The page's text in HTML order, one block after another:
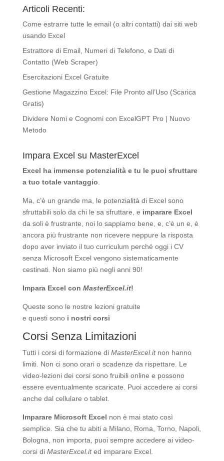
Articoli Recenti:
Come estrarre tutte le email (o altri contatti) dai siti web
usando Excel
Estrattore di Email, Numeri di Telefono, e Dati di
Contatto (Web Scraper)
Esercitazioni Excel Gratuite
Gestione Magazzino Excel: File Pronto all’Uso (Scarica
Gratis)
Dividere Nomi e Cognomi con ExcelGPT Pro | Nuovo
Metodo
Impara Excel su MasterExcel
Excel ha immense potenzialità e tu le puoi sfruttare
a tuo totale vantaggio
Ma, c’è un grande ma, le potenzialità di Excel sono
sfruttabili solo da chi le sa sfruttare, e imparare Excel
da soli è frustrante, noi lo sappiamo bene, e, c’è un e, è
ancora più frustrante non ricevere neppure la risposta
dopo aver inviato il tuo curriculum perché oggi i CV
senza Microsoft Excel vengono sistematicamente
cestinati. Non siamo più negli anni 90!
Impara Excel con MasterExcel.it!
Queste sono le nostre lezioni gratuite
e questi sono i nostri corsi
Corsi Senza Limitazioni
Tutti i corsi di formazione di MasterExcel.itnon hanno
limiti. Non ci sono orari o scadenze da rispettare. Le
video-lezioni dei corsi sono fruibili online e possono
essere eventualmente scaricate. Puoi accedere ai corsi
anche dal cellulare o tablet.
Imparare Microsoft Excel non è mai stato così
semplice. Sia che tu abiti a Milano, Roma, Torno, Napoli,
Bologna, non importa, puoi sempre accedere ai video-
corsi di MasterExcel.ited imparare Excel.